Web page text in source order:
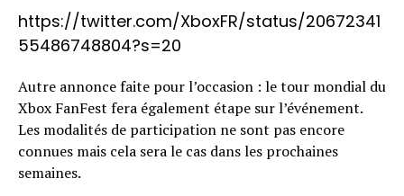
https://twitter.com/XboxFR/status/20672341
55486748804?s=20
Autre annonce faite pour l’occasion : le tour mondial du
Xbox FanFest fera également étape sur l’événement.
Les modalités de participation ne sont pas encore
connues mais cela sera le cas dans les prochaines
semaines.